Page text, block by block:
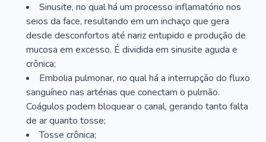
Sinusite, no qual há um processo inflamatório nos
seios da face, resultando em um inchaço que gera
desde desconfortos até nariz entupido e produção de
mucosa em excesso. É dividida em sinusite aguda e
crônica;
Embolia pulmonar, no qual há a interrupção do fluxo
sanguíneo nas artérias que conectam o pulmão.
Coágulos podem bloquear o canal, gerando tanto falta
de ar quanto tosse;
Tosse crônica;